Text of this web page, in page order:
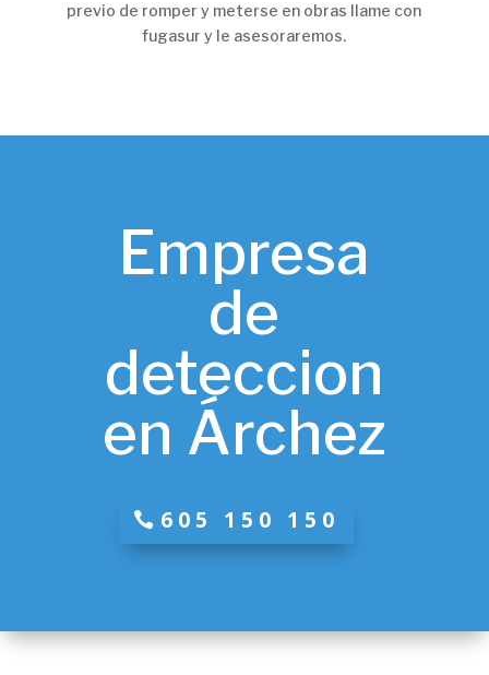
previo de romper y meterse en obras llame con
fugasur y le asesoraremos.
Empresa
de
deteccion
en Árchez
605 150 150